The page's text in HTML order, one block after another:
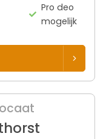
Pro deo
mogelijk